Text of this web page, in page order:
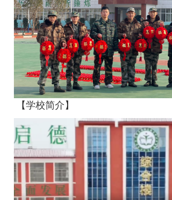
【学校简介】